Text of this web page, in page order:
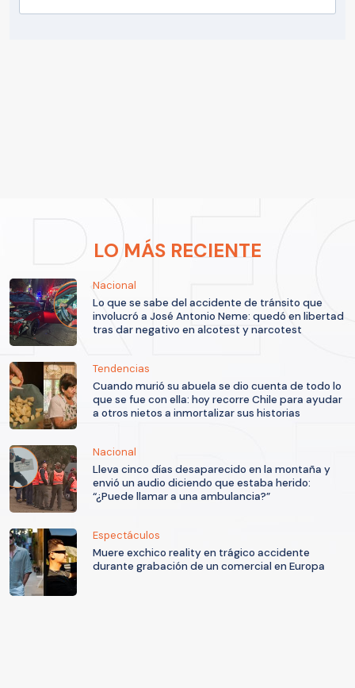
LO MÁS RECIENTE
Nacional
Lo que se sabe del accidente de tránsito que
involucró a José Antonio Neme: quedó en libertad
tras dar negativo en alcotest y narcotest
Tendencias
Cuando murió su abuela se dio cuenta de todo lo
que se fue con ella: hoy recorre Chile para ayudar
a otros nietos a inmortalizar sus historias
Nacional
Lleva cinco días desaparecido en la montaña y
envió un audio diciendo que estaba herido:
“¿Puede llamar a una ambulancia?”
Espectáculos
Muere exchico reality en trágico accidente
durante grabación de un comercial en Europa